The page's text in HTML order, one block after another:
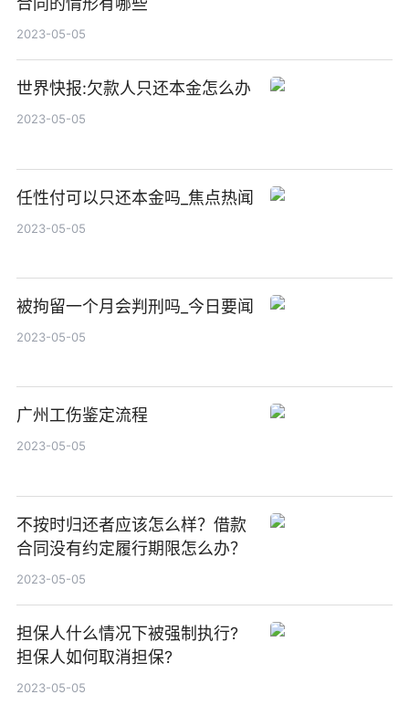
2023-05-05
世界快报:欠款人只还本金怎么办
2023-05-05
任性付可以只还本金吗_焦点热闻
2023-05-05
被拘留一个月会判刑吗_今日要闻
2023-05-05
广州工伤鉴定流程
2023-05-05
不按时归还者应该怎么样？借款
合同没有约定履行期限怎么办？
2023-05-05
担保人什么情况下被强制执行?
担保人如何取消担保?
2023-05-05